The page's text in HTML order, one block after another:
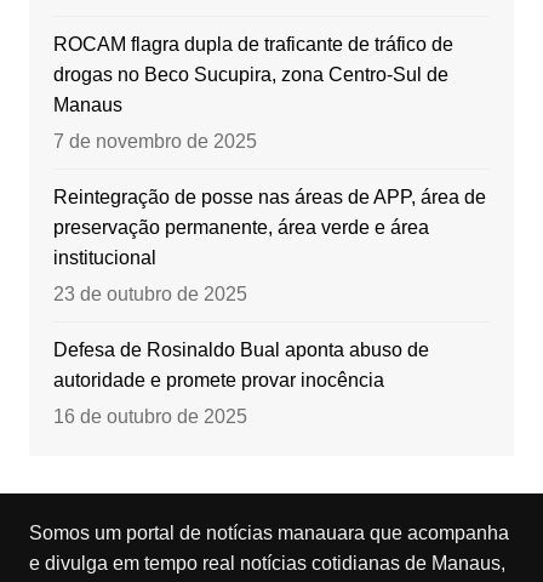
ROCAM flagra dupla de traficante de tráfico de
drogas no Beco Sucupira, zona Centro-Sul de
Manaus
7 de novembro de 2025
Reintegração de posse nas áreas de APP, área de
preservação permanente, área verde e área
institucional
23 de outubro de 2025
Defesa de Rosinaldo Bual aponta abuso de
autoridade e promete provar inocência
16 de outubro de 2025
Somos um portal de notícias manauara que acompanha
e divulga em tempo real notícias cotidianas de Manaus,